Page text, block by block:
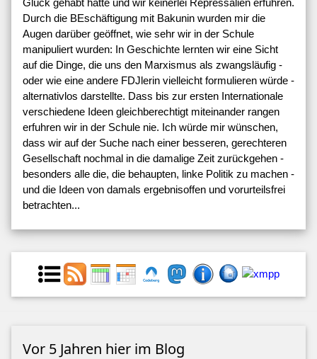
Glück gehabt hatte und wir keinerlei Repressalien erfuhren.
Durch die BEschäftigung mit Bakunin wurden mir die
Augen darüber geöffnet, wie sehr wir in der Schule
manipuliert wurden: In Geschichte lernten wir eine Sicht
auf die Dinge, die uns den Marxismus als zwangsläufig -
oder wie eine andere FDJlerin vielleicht formulieren würde -
alternativlos darstellte. Dass bis zur ersten Internationale
verschiedene Ideen gleichberechtigt miteinander rangen
erfuhren wir in der Schule nie. Ich würde mir wünschen,
dass wir auf der Suche nach einer besseren, gerechteren
Gesellschaft nochmal in die damalige Zeit zurückgehen -
besonders alle die, die behaupten, linke Politik zu machen -
und die Ideen von damals ergebnisoffen und vorurteilsfrei
betrachten...
Vor 5 Jahren hier im Blog